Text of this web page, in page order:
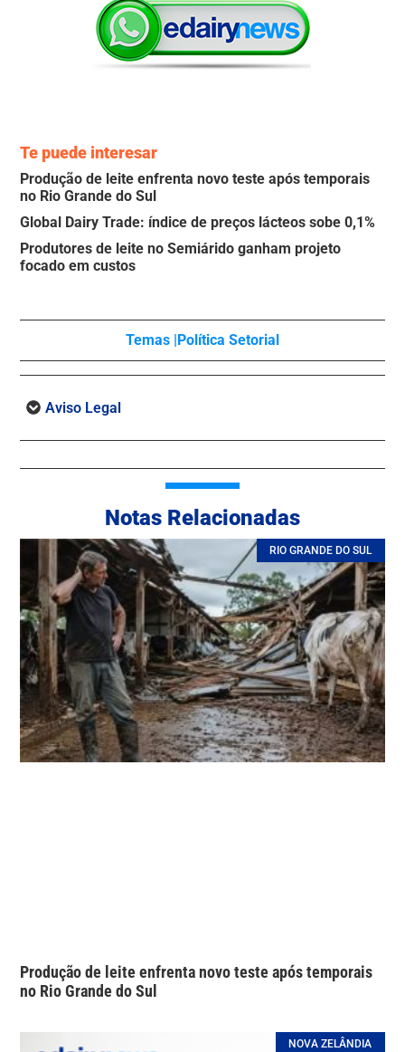
Te puede interesar
Produção de leite enfrenta novo teste após temporais
no Rio Grande do Sul
Global Dairy Trade: índice de preços lácteos sobe 0,1%
Produtores de leite no Semiárido ganham projeto
focado em custos
Temas |Política Setorial
Aviso Legal
Notas Relacionadas
RIO GRANDE DO SUL
Produção de leite enfrenta novo teste após temporais
no Rio Grande do Sul
NOVA ZELÂNDIA